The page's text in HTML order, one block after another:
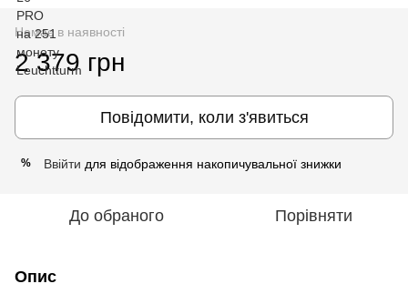
Немає в наявності
2 379 грн
Повідомити, коли з'явиться
% Ввійти для відображення накопичувальної знижки
До обраного Порівняти
Опис